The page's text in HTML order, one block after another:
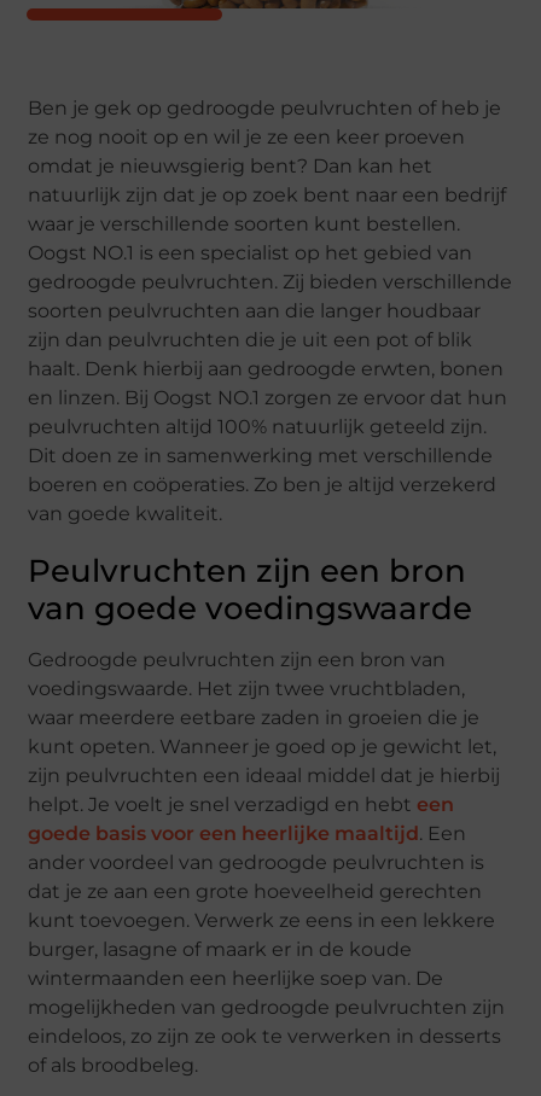
Ben je gek op gedroogde peulvruchten of heb je
ze nog nooit op en wil je ze een keer proeven
omdat je nieuwsgierig bent? Dan kan het
natuurlijk zijn dat je op zoek bent naar een bedrijf
waar je verschillende soorten kunt bestellen.
Oogst NO.1 is een specialist op het gebied van
gedroogde peulvruchten. Zij bieden verschillende
soorten peulvruchten aan die langer houdbaar
zijn dan peulvruchten die je uit een pot of blik
haalt. Denk hierbij aan gedroogde erwten, bonen
en linzen. Bij Oogst NO.1 zorgen ze ervoor dat hun
peulvruchten altijd 100% natuurlijk geteeld zijn.
Dit doen ze in samenwerking met verschillende
boeren en coöperaties. Zo ben je altijd verzekerd
van goede kwaliteit.
Peulvruchten zijn een bron
van goede voedingswaarde
Gedroogde peulvruchten zijn een bron van
voedingswaarde. Het zijn twee vruchtbladen,
waar meerdere eetbare zaden in groeien die je
kunt opeten. Wanneer je goed op je gewicht let,
zijn peulvruchten een ideaal middel dat je hierbij
helpt. Je voelt je snel verzadigd en hebt een
goede basis voor een heerlijke maaltijd . Een
ander voordeel van gedroogde peulvruchten is
dat je ze aan een grote hoeveelheid gerechten
kunt toevoegen. Verwerk ze eens in een lekkere
burger, lasagne of maark er in de koude
wintermaanden een heerlijke soep van. De
mogelijkheden van gedroogde peulvruchten zijn
eindeloos, zo zijn ze ook te verwerken in desserts
of als broodbeleg.